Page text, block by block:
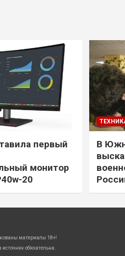
первый
монитор
20
В
материалы 18+!
обязательна.